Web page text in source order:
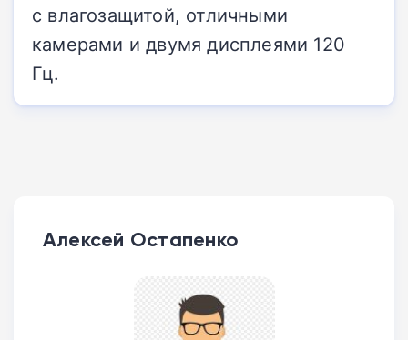
с влагозащитой, отличными
камерами и двумя дисплеями 120
Гц.
Алексей Остапенко